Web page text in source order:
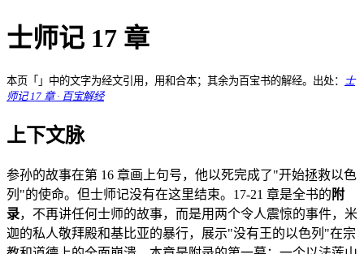
士师记 17 章
本页「」中的文字为经文引用，用和合本；其余为百宝书的解经。出处：
士
师记 17 章 · 百宝解经
上下文脉
参孙的故事在第 16 章画上句号，他以死完成了"开始拯救以色
列"的使命。但士师记没有在这里结束。17-21 章是全书的 附
录，不再讲任何士师的故事，而是用两个令人震惊的事件，米
迦的私人敬拜殿和基比亚的暴行，展示"没有王的以色列"在宗